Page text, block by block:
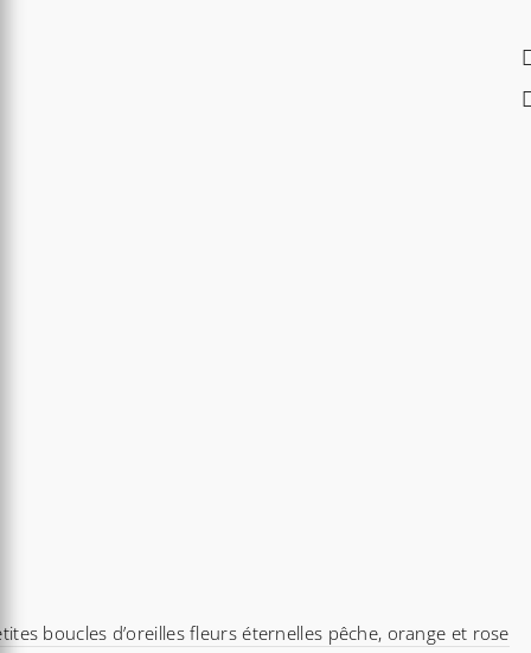
boucles d’oreilles fleurs éternelles pêche, orange et rose